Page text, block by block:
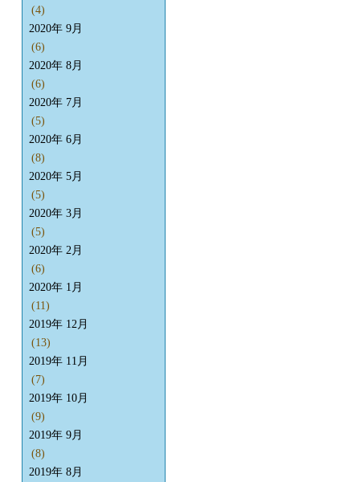
(4)
2020年 9月
(6)
2020年 8月
(6)
2020年 7月
(5)
2020年 6月
(8)
2020年 5月
(5)
2020年 3月
(5)
2020年 2月
(6)
2020年 1月
(11)
2019年 12月
(13)
2019年 11月
(7)
2019年 10月
(9)
2019年 9月
(8)
2019年 8月